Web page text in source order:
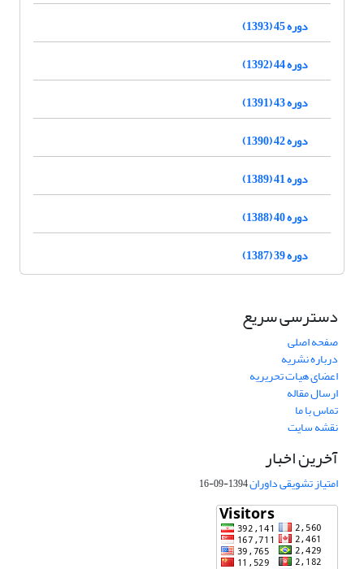
دوره 45 (1393)
دوره 44 (1392)
دوره 43 (1391)
دوره 42 (1390)
دوره 41 (1389)
دوره 40 (1388)
دوره 39 (1387)
دسترسی سریع
صفحه اصلی
درباره نشریه
اعضای هیات تحریریه
ارسال مقاله
تماس با ما
نقشه سایت
آخرین اخبار
امتیاز تشویقی داوران1394-09-16